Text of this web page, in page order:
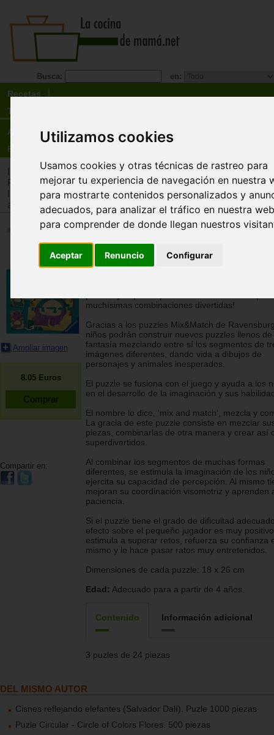
Utilizamos cookies
Usamos cookies y otras técnicas de rastreo para
mejorar tu experiencia de navegación en nuestra
para mostrarte contenidos personalizados y
adecuados, para analizar el tráfico en nuestra
para comprender de donde llegan nuestros
Aceptar Renuncio Configurar
Busca: en:
Recetas
Tienda
Actualidad
Registro
Tienda>Juguetes infantiles>Juguetes por tipo >
Rompecabezas
>Tienda>Juguetes infantiles>Juguetes por edad>
años
Ampliar imagen
8.05 Euros
Compartir en:
Mix&Match puzzle. Dinosaurios
mezclar (3 x 24 piezas)
Ravensburger
muchísimas combinaciones divertidas!
Gracias a los puzzles Mix&Match de
niños podrán construir nuevos puzzles llenos de
fantasía mezclando entre sí los segmentos de
imágenes diferentes, dando vida a dibujos de
personajes y animales inesperados.
El puzzle se fusiona con el juego y ayuda a los
en el desarrollo de la imaginación y sus
El nombre lo dice, ‘mix and match‘, mezcla y
La gracia de este puzzle consiste en mezclar
piezas, combinarlas de otra manera y crear así
superdivertidos.
Al combinar los segmentos de muchas formas
diferentes, se estimula la imaginación de los
ejercita su capacidad de percepción. Al mismo
mejoran su coordinación visomotriz y aprenden
paciencia.
Si el puzzle tiene el grado de dificultad
efecto sobre el pequeño jugador es muy
estimula a superar retos, refuerza su confianza
mismo y le hace pasar ratos muy entretenidos.
Dimensiones de cada puzzle: 18 x 26 cm
Edad: Adecuado para a partir de 4 años.
Contenido Información adicional
3 puzles de 24 piezas
DEL MISMO AUTOR
Cisnes reflejando elefantes (Salvador Dalí). Puzle 1000 piezas
Puzle Circular - Circle of Colors Flores. 500 piezas